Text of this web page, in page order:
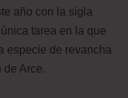
año con la sigla
tarea en la que
especie de revancha
de Arce.